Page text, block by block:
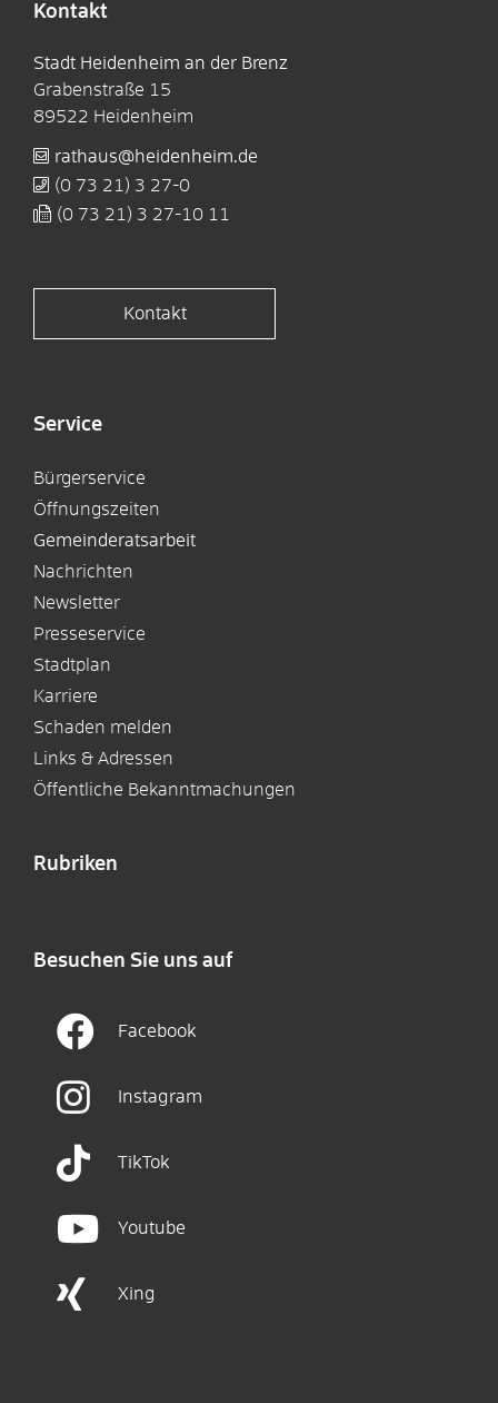
Kontakt
Stadt Heidenheim an der Brenz
Grabenstraße 15
89522 Heidenheim
rathaus@heidenheim.de
(0 73 21) 3 27-0
(0 73 21) 3 27-10 11
Kontakt
Service
Bürgerservice
Öffnungszeiten
Gemeinderatsarbeit
Nachrichten
Newsletter
Presseservice
Stadtplan
Karriere
Schaden melden
Links & Adressen
Öffentliche Bekanntmachungen
Rubriken
Besuchen Sie uns auf
Facebook
Instagram
TikTok
Youtube
Xing